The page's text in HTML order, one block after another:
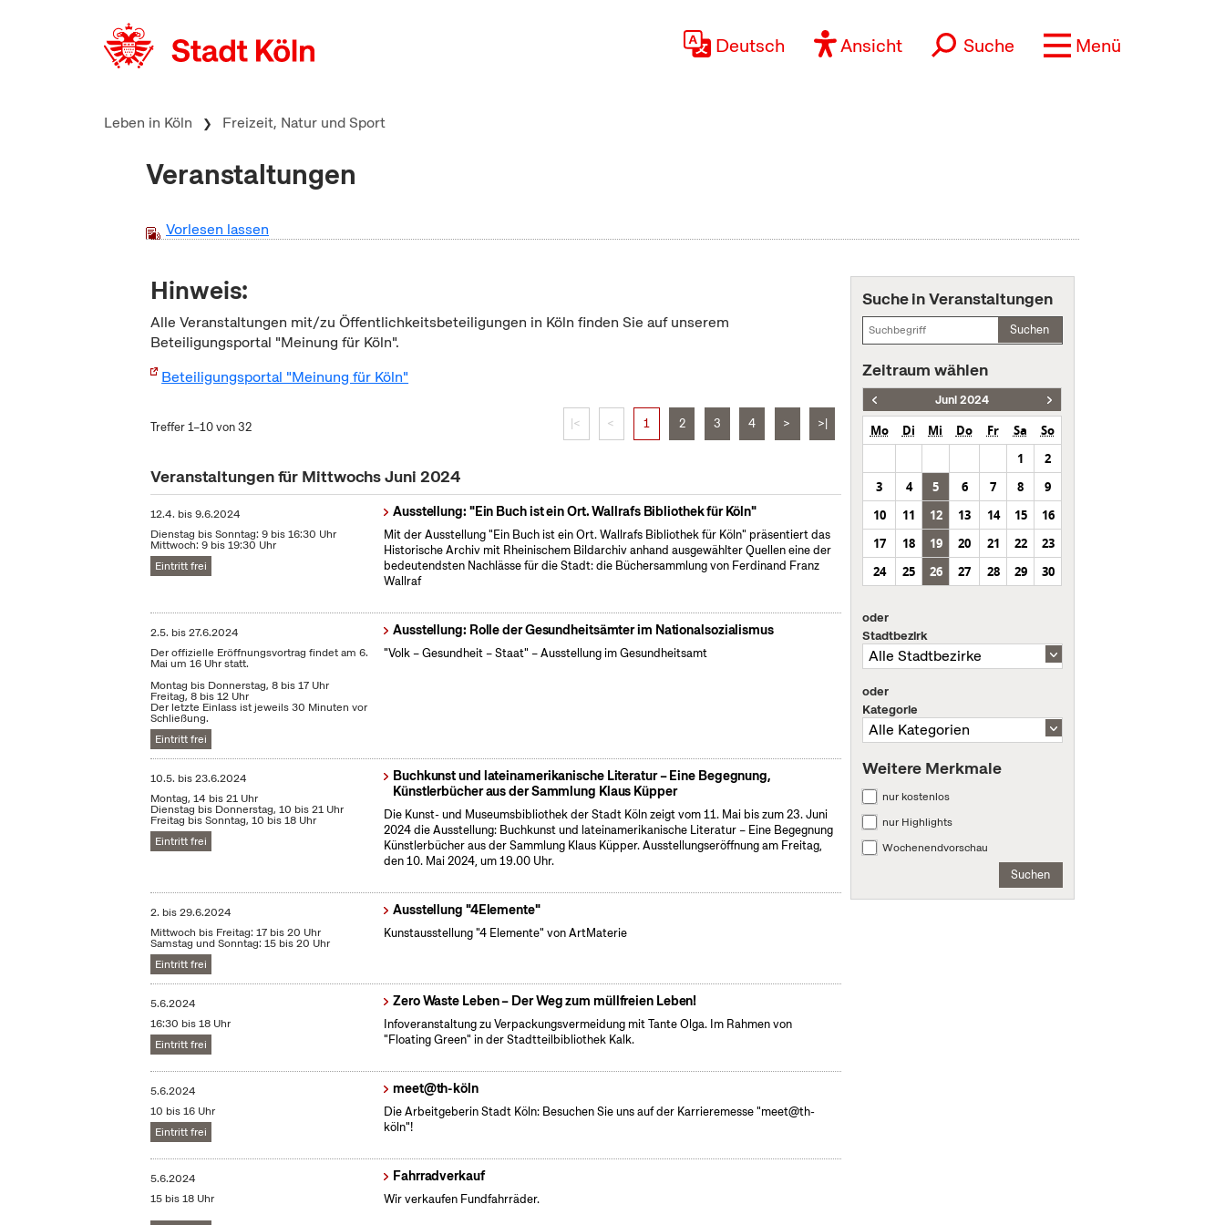
Deutsch Ansicht Suche Menü
Leben in Köln Freizeit, Natur und Sport
Veranstaltungen
Vorlesen lassen
Hinweis:
Alle Veranstaltungen mit/zu Öffentlichkeitsbeteiligungen in Köln finden Sie auf unserem
Beteiligungsportal "Meinung für Köln".
Beteiligungsportal "Meinung für Köln"
Treffer 1–10 von 32 |< < 1 2 3 4 > >|
Veranstaltungen für Mittwochs Juni 2024
12.4. bis9.6.2024
Dienstag bis Sonntag: 9 bis 16:30 Uhr
Mittwoch: 9 bis 19:30 Uhr
Eintritt frei
Ausstellung: "Ein Buch ist ein Ort. Wallrafs Bibliothek für Köln"
Mit der Ausstellung "Ein Buch ist ein Ort. Wallrafs Bibliothek für Köln" präsentiert das
Historische Archiv mit Rheinischem Bildarchiv anhand ausgewählter Quellen eine der
bedeutendsten Nachlässe für die Stadt: die Büchersammlung von Ferdinand Franz
Wallraf
2.5. bis27.6.2024
Der offizielle Eröffnungsvortrag findet am 6.
Mai um 16 Uhr statt.
Montag bis Donnerstag, 8 bis 17 Uhr
Freitag, 8 bis 12 Uhr
Der letzte Einlass ist jeweils 30 Minuten vor
Schließung.
Eintritt frei
Ausstellung: Rolle der Gesundheitsämter im Nationalsozialismus
"Volk – Gesundheit – Staat" – Ausstellung im Gesundheitsamt
10.5. bis23.6.2024
Montag, 14 bis 21 Uhr
Dienstag bis Donnerstag, 10 bis 21 Uhr
Freitag bis Sonntag, 10 bis 18 Uhr
Eintritt frei
Buchkunst und lateinamerikanische Literatur – Eine Begegnung,
Künstlerbücher aus der Sammlung Klaus Küpper
Die Kunst- und Museumsbibliothek der Stadt Köln zeigt vom 11. Mai bis zum 23. Juni
2024 die Ausstellung: Buchkunst und lateinamerikanische Literatur – Eine Begegnung
Künstlerbücher aus der Sammlung Klaus Küpper. Ausstellungseröffnung am Freitag,
den 10. Mai 2024, um 19.00 Uhr.
2. bis29.6.2024
Mittwoch bis Freitag: 17 bis 20 Uhr
Samstag und Sonntag: 15 bis 20 Uhr
Eintritt frei
Ausstellung "4Elemente"
Kunstausstellung "4 Elemente" von ArtMaterie
5.6.2024
16:30 bis 18 Uhr
Eintritt frei
Zero Waste Leben – Der Weg zum müllfreien Leben!
Infoveranstaltung zu Verpackungsvermeidung mit Tante Olga. Im Rahmen von
"Floating Green" in der Stadtteilbibliothek Kalk.
5.6.2024
10 bis 16 Uhr
Eintritt frei
meet@th-köln
Die Arbeitgeberin Stadt Köln: Besuchen Sie uns auf der Karrieremesse "meet@th-
köln"!
5.6.2024
15 bis 18 Uhr
Fahrradverkauf
Wir verkaufen Fundfahrräder.
Suche in Veranstaltungen
Suchen
Zeitraum wählen
Juni 2024
Mo Di Mi Do Fr Sa
So
1
2
3
4 5 6 7 8
9
10
11 12 13 14 15
16
17
18 19 20 21 22
23
24
25 26 27 28 29 30
oder
Stadtbezirk
oder
Kategorie
Weitere Merkmale
nur kostenlos
nur Highlights
Wochenendvorschau
Suchen